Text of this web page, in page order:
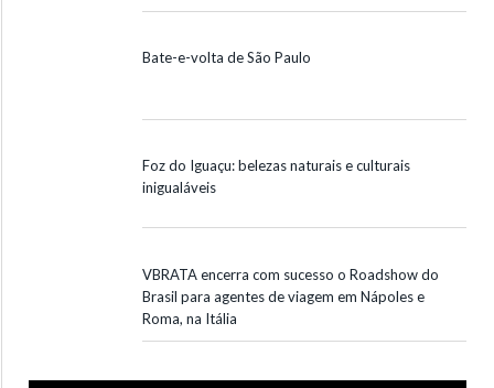
Bate-e-volta de São Paulo
Foz do Iguaçu: belezas naturais e culturais
inigualáveis
VBRATA encerra com sucesso o Roadshow do
Brasil para agentes de viagem em Nápoles e
Roma, na Itália